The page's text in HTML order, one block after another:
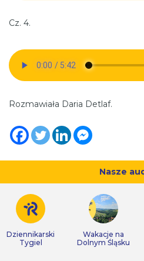
Cz. 4.
Rozmawiała Daria Detlaf.
Nasze
Dziennikarski
Tygiel
Wakacje na
Dolnym Śląsku